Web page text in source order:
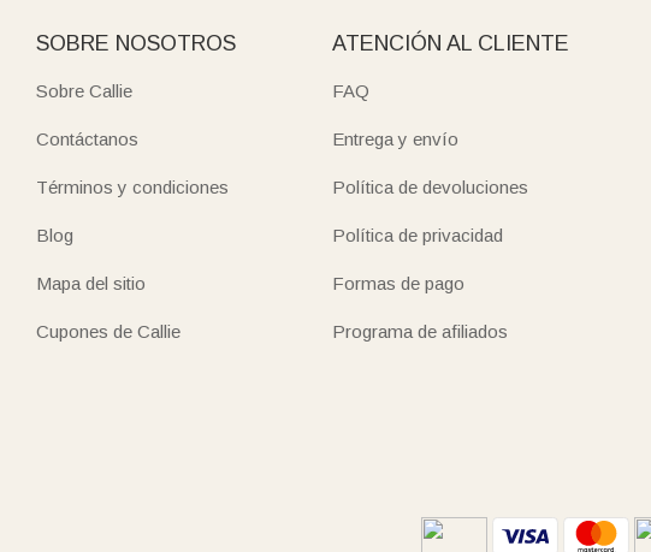
SOBRE NOSOTROS
Sobre Callie
Contáctanos
Términos y condiciones
Blog
Mapa del sitio
Cupones de Callie
ATENCIÓN AL CLIENTE
FAQ
Entrega y envío
Política de devoluciones
Política de privacidad
Formas de pago
Programa de afiliados